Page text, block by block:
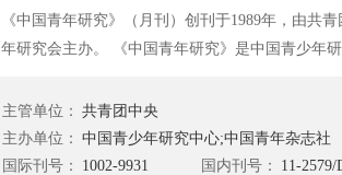
《中国青年研究》（月刊）创刊于1989年，由共
年研究会主办。 《中国青年研究》是中国青少年
本刊以其高水准、新视野、现实感和权威性受到
年研究》的被转载、摘登量的排名一直名列全国
究》连续五届荣获北大核心期刊：北大核心期刊
主管单位： 共青团中央
主办单位： 中国青少年研究中心;中国青年杂志社
国际刊号：
1002-9931 国内刊号： 11-2579/